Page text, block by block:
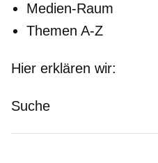
Medien-Raum
Themen A-Z
Hier erklären wir:
Suche